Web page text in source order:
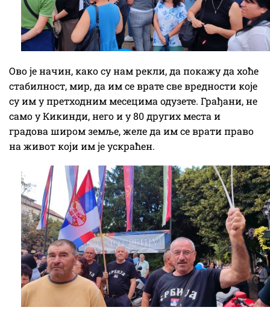
Ово је начин, како су нам рекли, да покажу да хоће
стабилност, мир, да им се врате све вредности које
су им у претходним месецима одузете. Грађани, не
само у Кикинди, него и у 80 других места и
градова широм земље, желе да им се врати право
на живот који им је ускраћен.